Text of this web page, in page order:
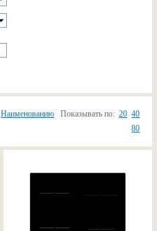
Наименованию Показывать по: 20 40
80